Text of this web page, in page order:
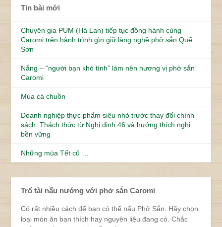
Tin bài mới
Chuyên gia PUM (Hà Lan) tiếp tục đồng hành cùng
Caromi trên hành trình gìn giữ làng nghề phở sắn Quế
Sơn
Nắng – “người bạn khó tính” làm nên hương vị phở sắn
Caromi
Mùa cá chuồn
Doanh nghiệp thực phẩm siêu nhỏ trước thay đổi chính
sách: Thách thức từ Nghị định 46 và hướng thích nghi
bền vững
Những mùa Tết cũ …
Trổ tài nấu nướng với phở sắn Caromi
Có rất nhiều cách để bạn có thể nấu Phở Sắn. Hãy chọn
loại món ăn bạn thích hay nguyên liệu đang có. Chắc